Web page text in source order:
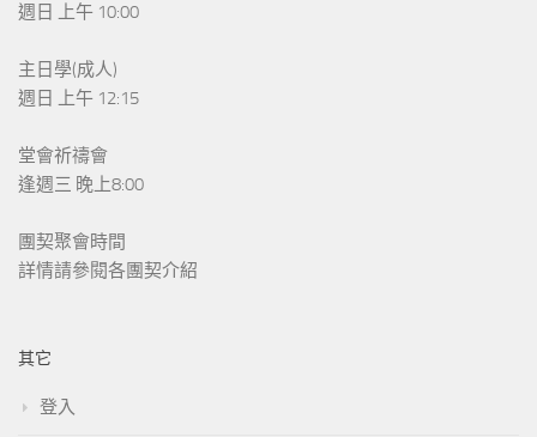
週日 上午 10:00
主日學(成人)
週日 上午 12:15
堂會祈禱會
逢週三 晚上8:00
團契聚會時間
詳情請參閱各團契介紹
其它
登入